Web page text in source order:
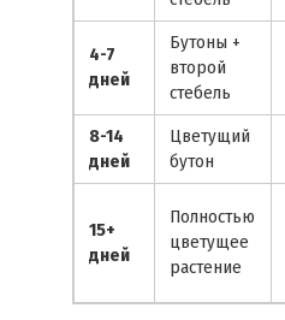
4-7
дней
Бутоны +
второй
стебель
8-14
дней
Цветущий
бутон
15+
дней
Полностью
цветущее
растение